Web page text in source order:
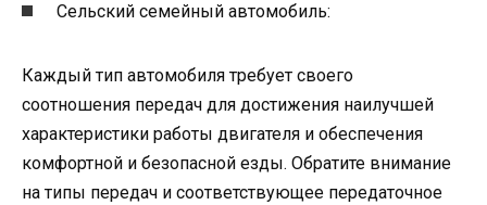
Сельский семейный автомобиль:
Каждый тип автомобиля требует своего
соотношения передач для достижения наилучшей
характеристики работы двигателя и обеспечения
комфортной и безопасной езды. Обратите внимание
на типы передач и соответствующее передаточное